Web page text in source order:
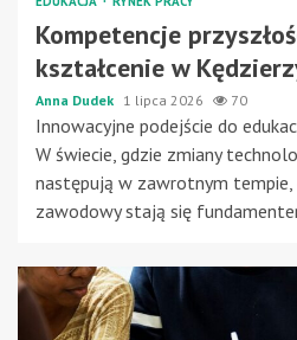
Kompetencje
kształcenie w
Anna Dudek 1 lipca 2026 70
Innowacyjne podejście do
W świecie, gdzie zmiany
następują w zawrotnym tempie,
zawodowy stają się